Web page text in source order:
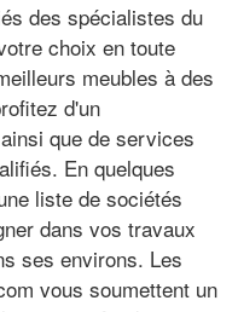
des spécialistes du
choix en toute
meubles à des
d'un
que de services
En quelques
liste de sociétés
dans vos travaux
ses environs. Les
vous soumettent un